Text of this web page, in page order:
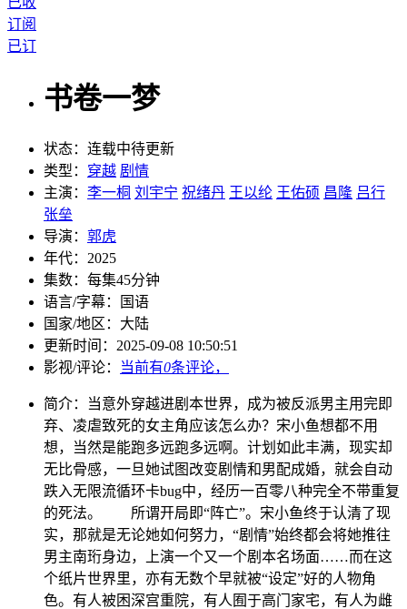
订阅
已订
书卷一梦
状态： 连载中待更新
类型： 穿越 剧情
主演： 李一桐 刘宇宁 祝绪丹 王以纶 王佑硕 昌隆 吕行
张垒
导演： 郭虎
年代： 2025
集数： 每集45分钟
语言/字幕：
国语
国家/地区： 大陆
更新时间： 2025-09-08 10:50:51
影视/评论：
当前有0条评论，
简介：
当意外穿越进剧本世界，成为被反派男主用完即
弃、凌虐致死的女主角应该怎么办？宋小鱼想都不用
想，当然是能跑多远跑多远啊。计划如此丰满，现实却
无比骨感，一旦她试图改变剧情和男配成婚，就会自动
跌入无限流循环卡bug中，经历一百零八种完全不带重复
的死法。 所谓开局即“阵亡”。宋小鱼终于认清了现
实，那就是无论她如何努力，“剧情”始终都会将她推往
男主南珩身边，上演一个又一个剧本名场面……而在这
个纸片世界里，亦有无数个早就被“设定”好的人物角
色。有人被困深宫重院，有人囿于高门家宅，有人为雌